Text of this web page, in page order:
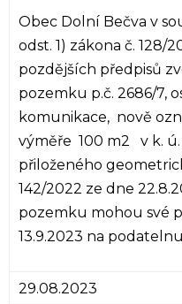
Obec Dolní Bečva v
odst. 1) zákona č. 128/
pozdějších předpisů
pozemku p.č. 2686/7,
komunikace, nově
výměře 100 m2 v k.
přiloženého
142/2022 ze dne
pozemku mohou své
13.9.2023 na
29.08.2023